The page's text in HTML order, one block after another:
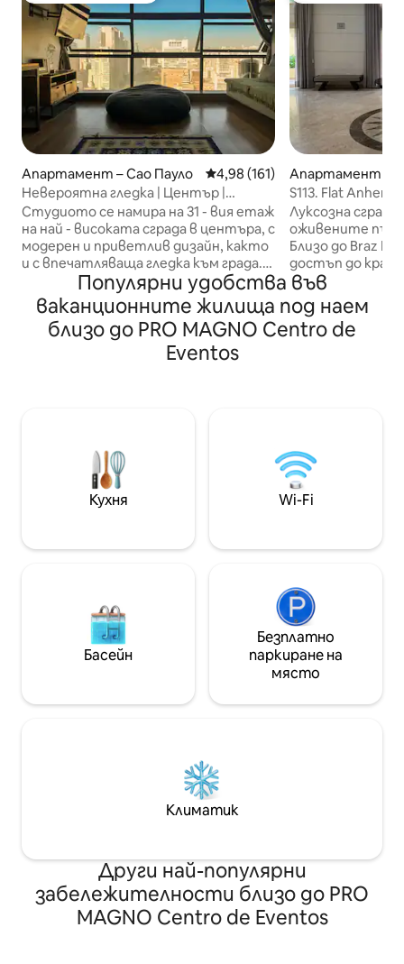
Апартамент – Сао Пауло Средна оценка: 4,98 от 5,
4,98 (161)
Невероятна гледка | Център |
Дизайнерско студио | 31-ви етаж
Студиото се намира на 31 - вия етаж
на най - високата сграда в центъра, с
модерен и приветлив дизайн, както
и с впечатляваща гледка към града.
От прозореца можете да се
възхитите на долината Анхангабау,
историческия център, антените на
Ав. Паулиста: един от най-
красивите пейзажи в Сао Пауло. Това
е сградата, в която се намира
кухня, оборудвана с основни прибори,
готварски плот (1 уста),
микровълнова печка и минибар.
Апартамент –
S113. Flat
Center Norte
Луксозна
оживените
Близо до Braz
достъп до
Tietê и
летище Campo
Expo Center
близост до
зала - Басейн - Хидро бележка:
Домашен
сградата.
Популярни удобства във
ваканционните жилища под наем
близо до PRO MAGNO Centro de
Eventos
Кухня Wi-Fi
Басейн
Безплатно
паркиране на
място
Климатик
Други най-популярни
забележителности близо до PRO
MAGNO Centro de Eventos